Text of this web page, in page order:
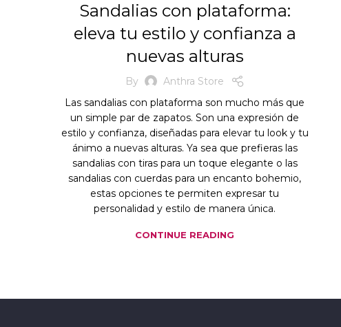
Sandalias con plataforma:
eleva tu estilo y confianza a
nuevas alturas
By
Anthra Store
Las sandalias con plataforma son mucho más que
un simple par de zapatos. Son una expresión de
estilo y confianza, diseñadas para elevar tu look y tu
ánimo a nuevas alturas. Ya sea que prefieras las
sandalias con tiras para un toque elegante o las
sandalias con cuerdas para un encanto bohemio,
estas opciones te permiten expresar tu
personalidad y estilo de manera única.
CONTINUE READING